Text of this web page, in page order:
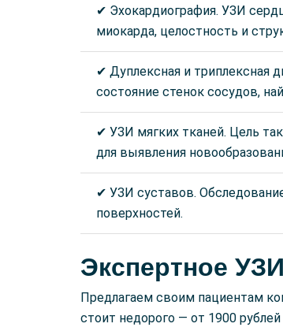
✔ Эхокардиография. УЗИ
миокарда, целостность и
✔ Дуплексная и триплексная
состояние стенок сосудов,
✔ УЗИ мягких тканей. Цель
для выявления
✔ УЗИ суставов.
поверхностей.
Экспертное
Предлагаем своим пациентам
стоит недорого — от 1900